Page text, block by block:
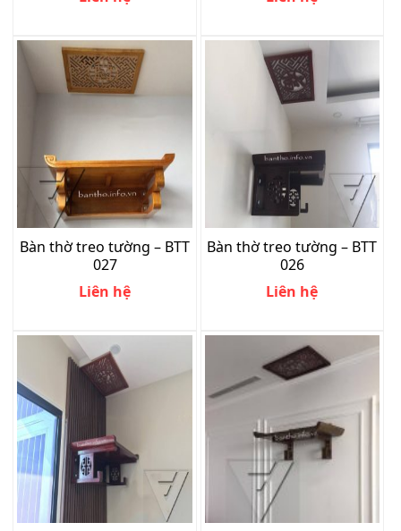
Bàn thờ treo tường – BTT
027
Liên hệ
Bàn thờ treo tường – BTT
026
Liên hệ